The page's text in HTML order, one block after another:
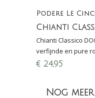
Podere Le
Chianti Classico
verfijnde en pure
Sangiovese, 18
€ 24,95
Nog